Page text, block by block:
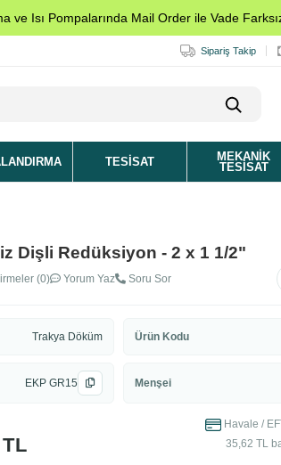
ve Isı Pompalarında Mail Order ile Vade
Sipariş Takip
TESISAT
MEKANIK
TESISAT
Dişli Redüksiyon - 2 x 1 1/2"
(0) Yorum Yaz Soru Sor
Trakya Döküm Ürün Kodu
EKP GR15 Menşei
Havale /
35,62 TL